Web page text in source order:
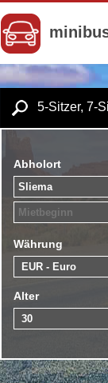
5-Sitzer, 7-
Abholort
Währung
Alter